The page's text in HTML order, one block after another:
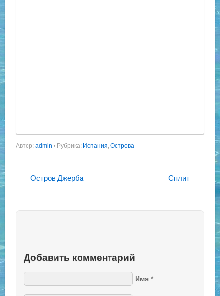
Автор:admin • Рубрика: Испания,Острова
Остров Джерба Сплит
Добавить комментарий
Имя *